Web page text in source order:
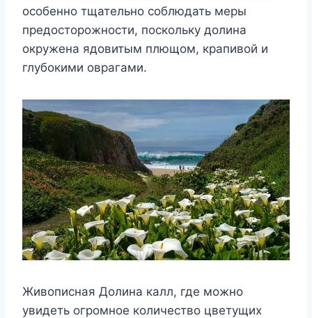
особенно тщательно соблюдать меры
предосторожности, поскольку долина
окружена ядовитым плющом, крапивой и
глубокими оврагами.
Живописная Долина калл, где можно
увидеть огромное количество цветущих